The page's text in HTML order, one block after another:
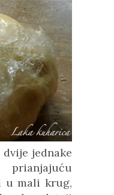
jednake
u
u mali krug,